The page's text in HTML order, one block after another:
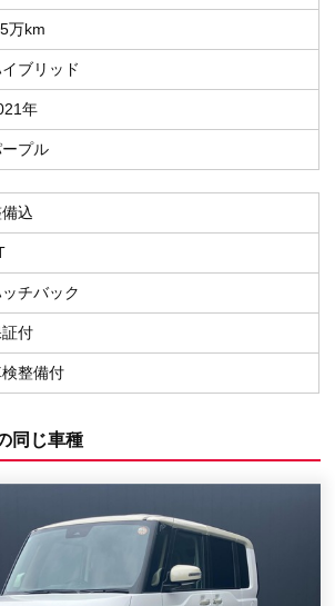
万km
ブリッド
年
プル
込
チバック
付
整備付
同じ車種